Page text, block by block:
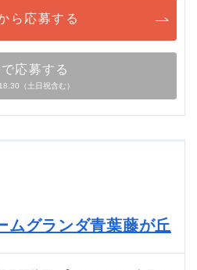
ら応募する
応募する
（土日祝含む）
ムグランダ青葉藤が丘